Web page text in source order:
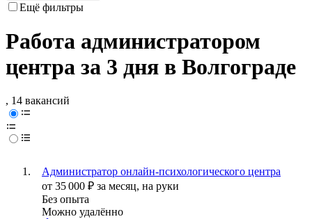
Ещё фильтры
Работа администратором
центра за 3 дня в Волгограде
, 14 вакансий
Администратор онлайн-психологического центра
от 35 000 ₽ за месяц, на руки
Без опыта
Можно удалённо